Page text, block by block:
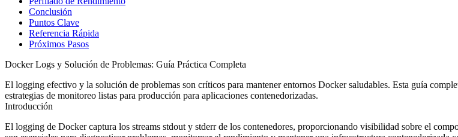
Conclusión
Puntos Clave
Referencia Rápida
Próximos Pasos
Docker Logs y Solución de Problemas: Guía Práctica Completa
El logging efectivo y la solución de problemas son críticos para mantener entornos Docker saludables. Esta guía
estrategias de monitoreo listas para producción para aplicaciones contenedorizadas.
Introducción
El logging de Docker captura los streams stdout y stderr de los contenedores, proporcionando visibilidad sobre el